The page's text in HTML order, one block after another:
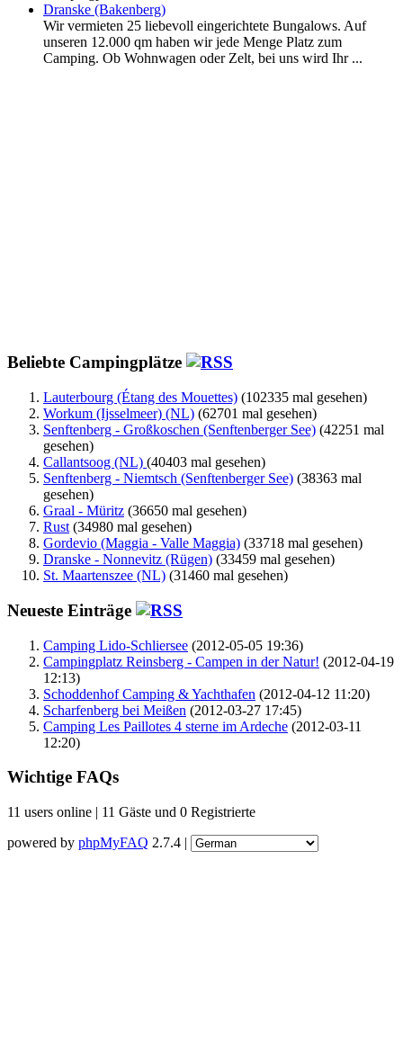
Dranske (Bakenberg)
Wir vermieten 25 liebevoll eingerichtete Bungalows. Auf
unseren 12.000 qm haben wir jede Menge Platz zum
Camping. Ob Wohnwagen oder Zelt, bei uns wird Ihr ...
Beliebte Campingplätze
Lauterbourg (Étang des Mouettes) (102335 mal gesehen)
Workum (Ijsselmeer) (NL) (62701 mal gesehen)
Senftenberg - Großkoschen (Senftenberger See) (42251 mal
gesehen)
Callantsoog (NL) (40403 mal gesehen)
Senftenberg - Niemtsch (Senftenberger See) (38363 mal
gesehen)
Graal - Müritz (36650 mal gesehen)
Rust (34980 mal gesehen)
Gordevio (Maggia - Valle Maggia) (33718 mal gesehen)
Dranske - Nonnevitz (Rügen) (33459 mal gesehen)
St. Maartenszee (NL) (31460 mal gesehen)
Neueste Einträge
Camping Lido-Schliersee (2012-05-05 19:36)
Campingplatz Reinsberg - Campen in der Natur! (2012-04-19
12:13)
Schoddenhof Camping & Yachthafen (2012-04-12 11:20)
Scharfenberg bei Meißen (2012-03-27 17:45)
Camping Les Paillotes 4 sterne im Ardeche (2012-03-11
12:20)
Wichtige FAQs
11 users online | 11 Gäste und 0 Registrierte
powered by phpMyFAQ 2.7.4 |